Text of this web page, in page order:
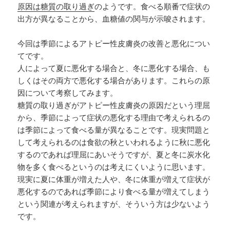
原因は糖質の取り過ぎのようです。食べる順番で症状の
出方が異なることから、血糖値の関与が示唆されます。
今回は季節によるアトピー性皮膚炎の改善と悪化につい
てです。
人によって夏に悪化する場合と、冬に悪化する場合、も
しくはその両方で悪化する場合があります。これらの原
因について考察してみます。
糖質の取り過ぎがアトピー性皮膚炎の原因だという理屈
から、季節によって症状の悪化する理由で考えられるの
は季節によって食べる量が異なることです。現実問題と
して考えられるのは食欲の秋といわれるように秋に悪化
するのであれば理屈にあいそうですが、夏と冬に炭水化
物を多く食べるというのは考えにくいように思います。
現実に夏に体重が増えた人や、冬に体重が増えて症状が
悪化するのであれば季節により食べる量が増えてしまう
という関連が考えられますが、そういう方は少ないよう
です。